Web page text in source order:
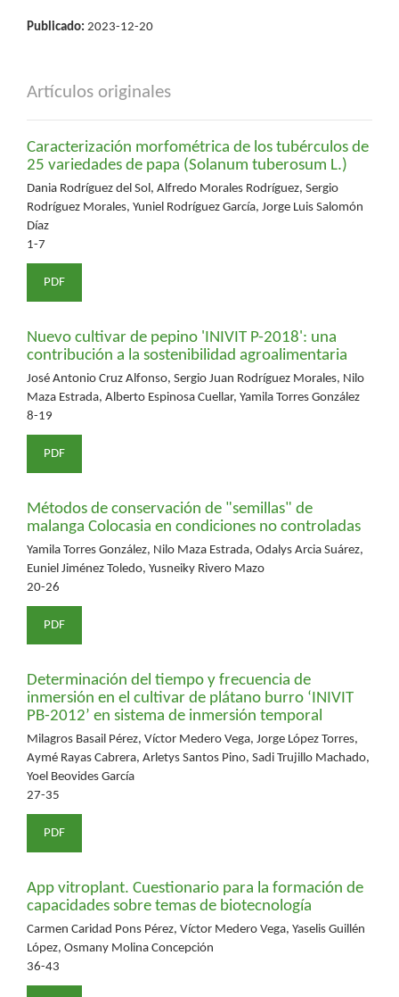
Publicado: 2023-12-20
Artículos originales
Caracterización morfométrica de los tubérculos de
25 variedades de papa (Solanum tuberosum L.)
Dania Rodríguez del Sol, Alfredo Morales Rodríguez, Sergio
Rodríguez Morales, Yuniel Rodríguez García, Jorge Luis Salomón
Díaz
1-7
PDF
Nuevo cultivar de pepino 'INIVIT P-2018': una
contribución a la sostenibilidad agroalimentaria
José Antonio Cruz Alfonso, Sergio Juan Rodríguez Morales, Nilo
Maza Estrada, Alberto Espinosa Cuellar, Yamila Torres González
8-19
PDF
Métodos de conservación de "semillas" de
malanga Colocasia en condiciones no controladas
Yamila Torres González, Nilo Maza Estrada, Odalys Arcia Suárez,
Euniel Jiménez Toledo, Yusneiky Rivero Mazo
20-26
PDF
Determinación del tiempo y frecuencia de
inmersión en el cultivar de plátano burro ‘INIVIT
PB-2012’ en sistema de inmersión temporal
Milagros Basail Pérez, Víctor Medero Vega, Jorge López Torres,
Aymé Rayas Cabrera, Arletys Santos Pino, Sadi Trujillo Machado,
Yoel Beovides García
27-35
PDF
App vitroplant. Cuestionario para la formación de
capacidades sobre temas de biotecnología
Carmen Caridad Pons Pérez, Víctor Medero Vega, Yaselis Guillén
López, Osmany Molina Concepción
36-43